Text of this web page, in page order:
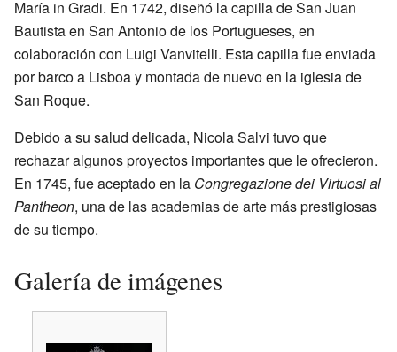
María in Gradi. En 1742, diseñó la capilla de San Juan
Bautista en San Antonio de los Portugueses, en
colaboración con Luigi Vanvitelli. Esta capilla fue enviada
por barco a Lisboa y montada de nuevo en la iglesia de
San Roque.
Debido a su salud delicada, Nicola Salvi tuvo que
rechazar algunos proyectos importantes que le ofrecieron.
En 1745, fue aceptado en la Congregazione dei Virtuosi al
Pantheon, una de las academias de arte más prestigiosas
de su tiempo.
Galería de imágenes